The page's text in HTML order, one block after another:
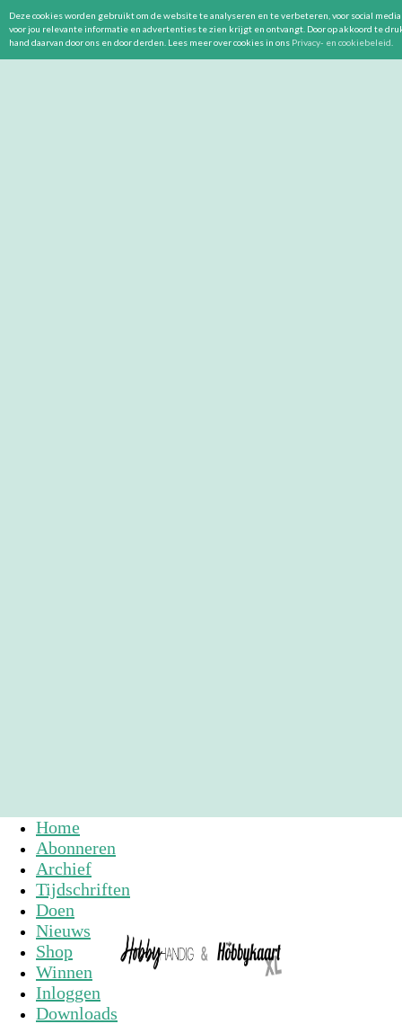
Home
Abonneren
Archief
Tijdschriften
Doen
Nieuws
Shop
Winnen
Inloggen
Downloads
Deze cookies worden gebruikt om de website te analyseren en te verbeteren, voor social
voor jou relevante informatie en advertenties te zien krijgt en ontvangt. Door op akkoord te
hand daarvan door ons en door derden. Lees meer over cookies in ons Privacy- en cookiebeleid